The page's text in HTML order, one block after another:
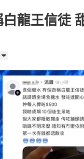
龍王信徒